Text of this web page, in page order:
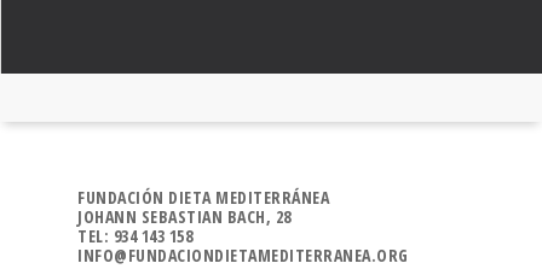
FUNDACIÓN DIETA MEDITERRÁNEA
JOHANN SEBASTIAN BACH, 28
TEL: 934 143 158
INFO@FUNDACIONDIETAMEDITERRANEA.ORG